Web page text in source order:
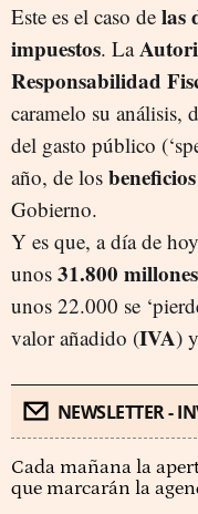
Este es el caso de las
impuestos. La
Responsabilidad
caramelo su análisis,
del gasto público
año, de los
Gobierno.
Y es que, a día de
unos 31.800
unos 22.000 se
valor añadido (IVA)
NEWSLETTER -
Cada mañana la
que marcarán la